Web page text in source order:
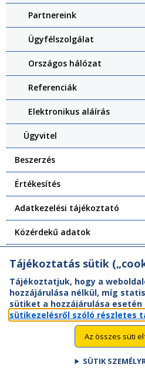
Partnereink
Ügyfélszolgálat
Országos hálózat
Referenciák
Elektronikus aláírás
Ügyvitel
Beszerzés
Értékesítés
Adatkezelési tájékoztató
Közérdekű adatok
Tájékoztatás sütik
Tájékoztatjuk, hogy a
hozzájárulása nélkül, míg
sütiket a hozzájárulása esetén
sütikezelésről szóló részletes
Az összes süti
SÜTIK